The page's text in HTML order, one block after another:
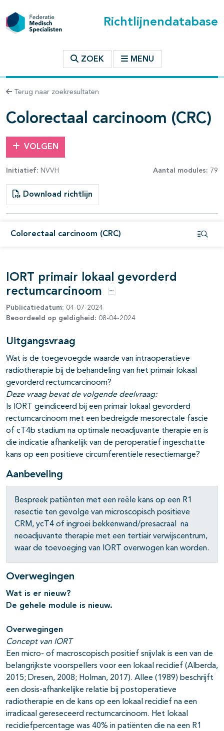
Richtlijnendatabase
ZOEK MENU
Terug naar zoekresultaten
Colorectaal carcinoom (CRC)
VOLGEN
Initiatief: NVVH Aantal modules: 79
Download richtlijn
Colorectaal carcinoom (CRC)
binnen deze richtlijn
open- en dichtklappen
open- en dichtklappen
open- en dichtklappen
open- en dichtklappen
open- en dichtklappen
open- en dichtklappen
open- en dichtklappen
open- en dichtklappen
IORT primair lokaal gevorderd
rectumcarcinoom
Opties
Publicatiedatum: 04-07-2024
Beoordeeld op geldigheid: 08-04-2024
Uitgangsvraag
Wat is de toegevoegde waarde van intraoperatieve
radiotherapie bij de behandeling van het primair lokaal
gevorderd rectumcarcinoom?
Deze vraag bevat de volgende deelvraag:
Is IORT geïndiceerd bij een primair lokaal gevorderd
rectumcarcinoom met een bedreigde mesorectale fascie
of cT4b stadium na optimale neoadjuvante therapie en is
die indicatie afhankelijk van de peroperatief ingeschatte
kans op een positieve circumferentiële resectiemarge?
Aanbeveling
Bespreek patiënten met een reële kans op een R1
resectie ten gevolge van microscopisch positieve
CRM, ycT4 of ingroei bekkenwand/presacraal na
neoadjuvante therapie met een tertiair verwijscentrum,
waar de toevoeging van IORT overwogen kan worden.
Overwegingen
Wat is er nieuw?
De gehele module is nieuw.
Overwegingen
Concept van IORT
Een micro- of macroscopisch positief snijvlak is een van de
belangrijkste voorspellers voor een lokaal recidief (Alberda,
2015; Dresen, 2008; Holman, 2017). Allee (1989) beschrijft
een dosis-afhankelijke relatie bij postoperatieve
radiotherapie en de kans op een lokaal recidief na een
irradicaal gereseceerd rectumcarcinoom. Het lokaal
recidiefpercentage was 40% in patiënten die na een R1